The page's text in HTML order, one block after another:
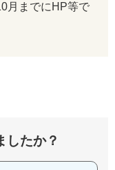
月までにHP等で
したか？